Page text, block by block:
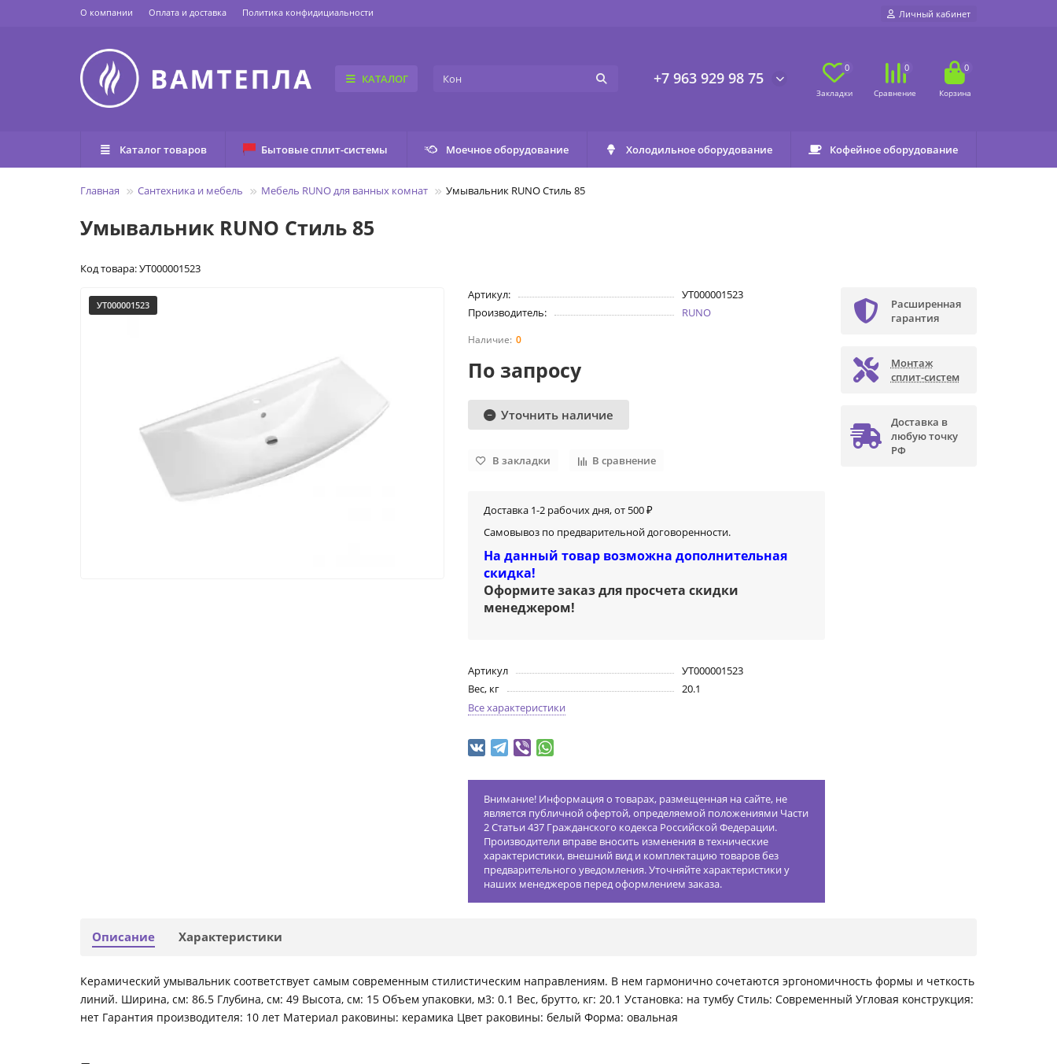
О компании Оплата и доставка Политика конфидициальности Личный кабинет
КАТАЛОГ +7 963 929 98 75
0 0 0
Каталог товаров Бытовые сплит-системы Моечное оборудование Холодильное оборудование Кофейное оборудование
Главная Сантехника и мебель Мебель RUNO для ванных комнат Умывальник RUNO Стиль 85
Умывальник RUNO Стиль 85
Код товара: УТ000001523
УТ000001523
Артикул:
УТ000001523
Производитель:
RUNO
0
По запросу
Уточнить наличие
В закладки В сравнение
Доставка 1-2 рабочих дня, от 500 ₽
Самовывоз по предварительной договоренности.
На данный товар возможна дополнительная
скидка!
Оформите заказ для просчета скидки
менеджером!
Артикул
УТ000001523
Вес, кг
20.1
Все характеристики
Внимание! Информация о товарах, размещенная на сайте, не
является публичной офертой, определяемой положениями Части
2 Статьи 437 Гражданского кодекса Российской Федерации.
Производители вправе вносить изменения в технические
характеристики, внешний вид и комплектацию товаров без
предварительного уведомления. Уточняйте характеристики у
наших менеджеров перед оформлением заказа.
Расширенная
гарантия
Монтаж
сплит-систем
Доставка в
любую точку
РФ
Описание Характеристики
Керамический умывальник соответствует самым современным стилистическим направлениям. В нем гармонично сочетаются эргономичность формы и четкость
линий. Ширина, см: 86.5 Глубина, см: 49 Высота, см: 15 Объем упаковки, м3: 0.1 Вес, брутто, кг: 20.1 Установка: на тумбу Стиль: Современный Угловая конструкция:
нет Гарантия производителя: 10 лет Материал раковины: керамика Цвет раковины: белый Форма: овальная